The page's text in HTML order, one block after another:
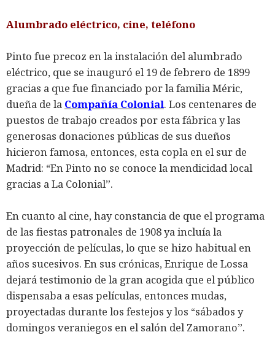
Alumbrado eléctrico, cine, teléfono
Pinto fue precoz en la instalación del alumbrado
eléctrico, que se inauguró el 19 de febrero de 1899
gracias a que fue financiado por la familia Méric,
dueña de la Compañía Colonial. Los centenares de
puestos de trabajo creados por esta fábrica y las
generosas donaciones públicas de sus dueños
hicieron famosa, entonces, esta copla en el sur de
Madrid: “En Pinto no se conoce la mendicidad local
gracias a La Colonial”.
En cuanto al cine, hay constancia de que el programa
de las fiestas patronales de 1908 ya incluía la
proyección de películas, lo que se hizo habitual en
años sucesivos. En sus crónicas, Enrique de Lossa
dejará testimonio de la gran acogida que el público
dispensaba a esas películas, entonces mudas,
proyectadas durante los festejos y los “sábados y
domingos veraniegos en el salón del Zamorano”.